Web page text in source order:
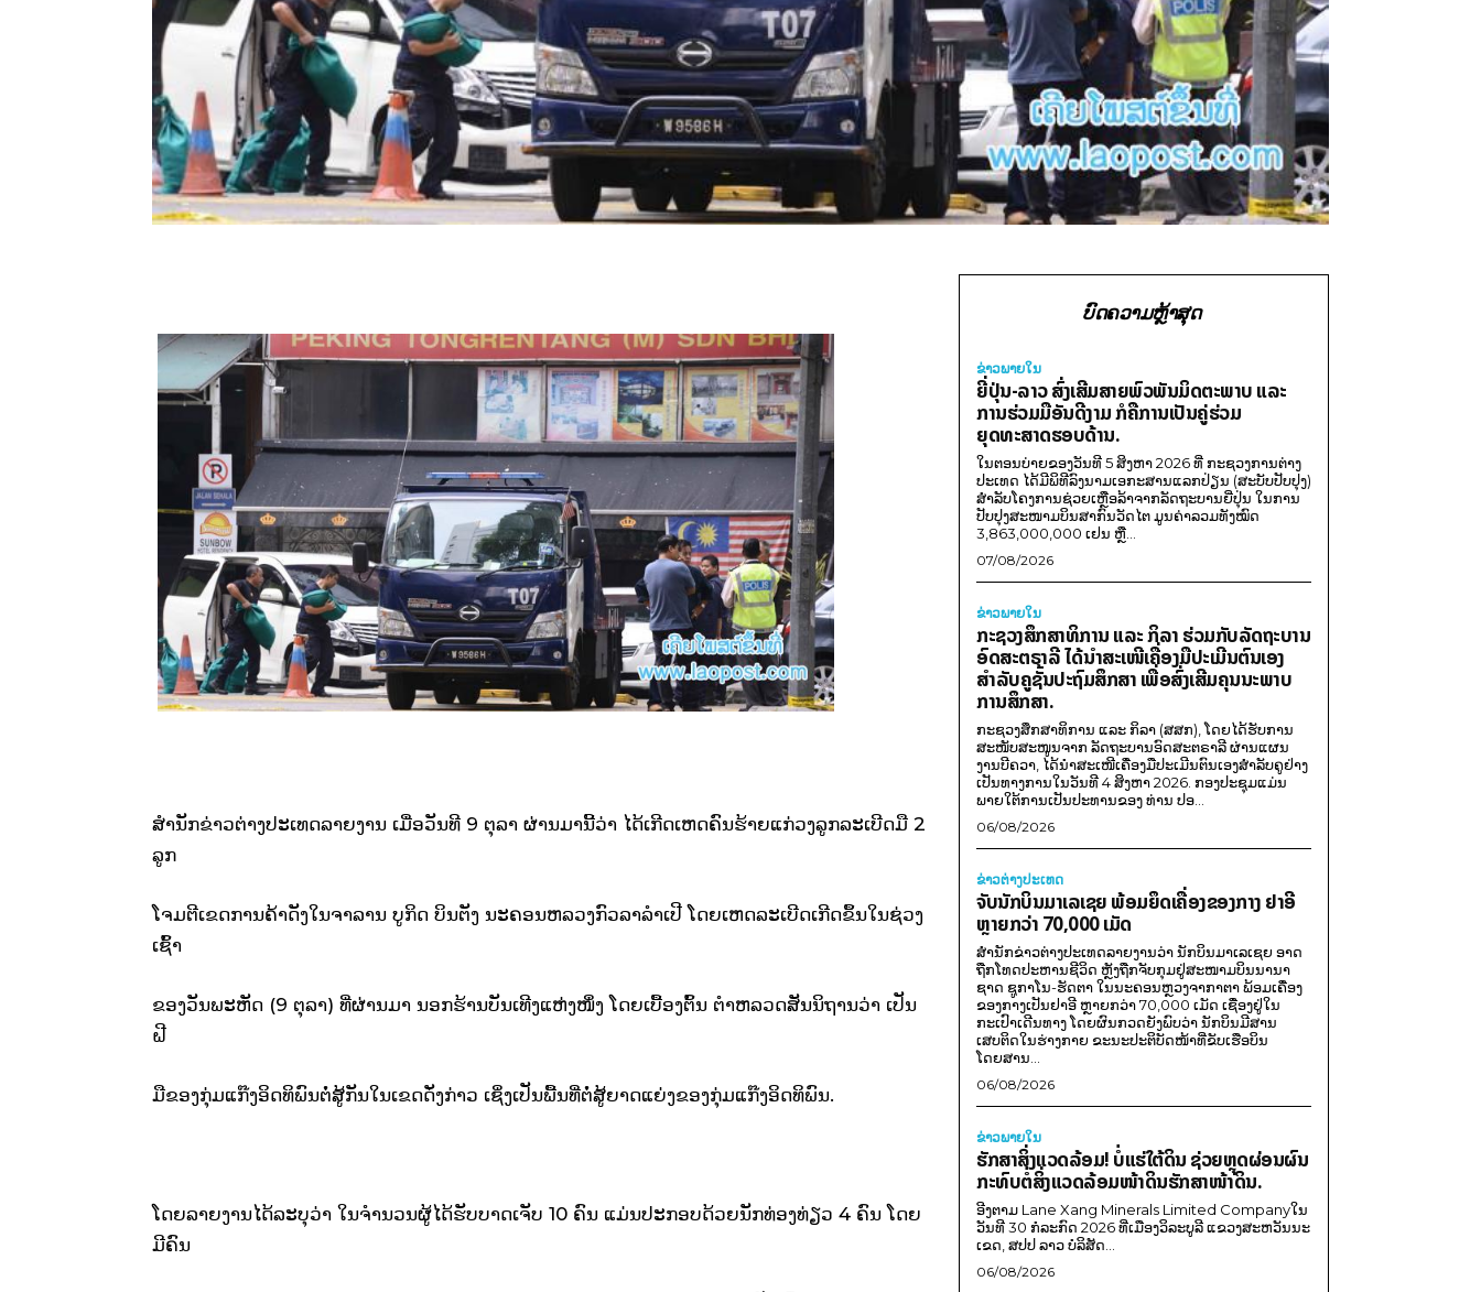
ສຳນັກຂ່າວຕ່າງປະເທດລາຍງານ ເມື່ອວັນທີ 9 ຕຸລາ ຜ່ານມານີ້ວ່າ ໄດ້ເກີດເຫດຄົນຮ້າຍແກ່ວງລູກລະເບີດມື 2
ລູກ
ໂຈມຕີເຂດການຄ້າດັງໃນຈາລານ ບູກິດ ບິນຕັງ ນະຄອນຫລວງກົວລາລຳເປີ ໂດຍເຫດລະເບີດເກີດຂຶ້ນໃນຊ່ວງ
ເຊົ້າ
ຂອງວັນພະຫັດ (9 ຕຸລາ) ທີ່ຜ່ານມາ ນອກຮ້ານບັນເທີງແຫ່ງໜຶ່ງ ໂດຍເບື້ອງຕົ້ນ ຕຳຫລວດສັນນິຖານວ່າ ເປັນ
ຝີ
ມືຂອງກຸ່ມແກ໊ງອິດທິພົນຕໍ່ສູ້ກັນໃນເຂດດັ່ງກ່າວ ເຊິ່ງເປັນພື້ນທີ່ຕໍ່ສູ້ຍາດແຍ່ງຂອງກຸ່ມແກ໊ງອິດທິພົນ.
ໂດຍລາຍງານໄດ້ລະບຸວ່າ ໃນຈຳນວນຜູ້ໄດ້ຮັບບາດເຈັບ 10 ຄົນ ແມ່ນປະກອບດ້ວຍນັກທ່ອງທ່ຽວ 4 ຄົນ ໂດຍ
ມີຄົນ
ບົດຄວາມຫຼ້າສຸດ
ຂ່າວພາຍ​ໃນ
ຍີ່ປຸ່ນ-ລາວ ສົ່ງເສີມສາຍພົວພັນມິດຕະພາບ ແລະ
ການຮ່ວມມືອັນດີງາມ ກໍຄືການເປັນຄູ່ຮ່ວມ
ຍຸດທະສາດຮອບດ້ານ.
ໃນຕອນບ່າຍຂອງວັນທີ 5 ສິງຫາ 2026 ທີ່ ກະຊວງການຕ່າງ
ປະເທດ ໄດ້ມີພິທີລົງນາມເອກະສານແລກປ່ຽນ (ສະບັບປັບປຸງ)
ສໍາລັບໂຄງການຊ່ວຍເຫຼືອລ້າຈາກລັດຖະບານຍີ່ປຸ່ນ ໃນການ
ປັບປຸງສະໜາມບິນສາກົນວັດໄຕ ມູນຄ່າລວມທັງໝົດ
3,863,000,000 ເຢນ ຫຼື...
07/08/2026
ຂ່າວພາຍ​ໃນ
ກະຊວງສຶກສາທິການ ແລະ ກິລາ ຮ່ວມກັບລັດຖະບານ
ອົດສະຕຣາລີ ໄດ້ນຳສະເໜີເຄື່ອງມືປະເມີນຕົນເອງ
ສຳລັບຄູຊັ້ນປະຖົມສຶກສາ ເພື່ອສົ່ງເສີມຄຸນນະພາບ
ການສຶກສາ.
ກະຊວງສຶກສາທິການ ແລະ ກິລາ (ສສກ), ໂດຍໄດ້ຮັບການ
ສະໜັບສະໜູນຈາກ ລັດຖະບານອົດສະຕຣາລີ ຜ່ານແຜນ
ງານບີຄວາ, ໄດ້ນຳສະເໜີເຄື່ອງມືປະເມີນຕົນເອງສຳລັບຄູຢ່າງ
ເປັນທາງການໃນວັນທີ 4 ສິງຫາ 2026. ກອງປະຊຸມແມ່ນ
ພາຍໃຕ້ການເປັນປະທານຂອງ ທ່ານ ປອ...
06/08/2026
ຂ່າວຕ່າງປະເທດ
ຈັບນັກບິນມາເລເຊຍ ພ້ອມຍຶດເຄື່ອງຂອງກາງ ຢາອີ
ຫຼາຍກວ່າ 70,000 ເມັດ
ສຳນັກຂ່າວຕ່າງປະເທດລາຍງານວ່າ ນັກບິນມາເລເຊຍ ອາດ
ຖືກໂທດປະຫານຊີວິດ ຫຼັງຖືກຈັບກຸມຢູ່ສະໜາມບິນນານາ
ຊາດ ຊູກາໂນ-ຮັດຕາ ໃນນະຄອນຫຼວງຈາກາຕາ ພ້ອມເຄື່ອງ
ຂອງກາງເປັນຢາອີ ຫຼາຍກວ່າ 70,000 ເມັດ ເຊື່ອງຢູ່ໃນ
ກະເປົາເດີນທາງ ໂດຍຜົນກວດຍັງພົບວ່າ ນັກບິນມີສານ
ເສບຕິດໃນຮ່າງກາຍ ຂະນະປະຕິບັດໜ້າທີ່ຂັບເຮືອບິນ
ໂດຍສານ...
06/08/2026
ຂ່າວພາຍ​ໃນ
ຮັກສາສິ່ງແວດລ້ອມ! ບໍ່ແຮ່ໃຕ້ດິນ ຊ່ວຍຫຼຸດຜ່ອນຜົນ
ກະທົບຕໍ່ສິ່ງແວດລ້ອມໜ້າດິນຮັກສາໜ້າດິນ.
ອີງຕາມ Lane Xang Minerals Limited Companyໃນ
ວັນທີ 30 ກໍລະກົດ 2026 ທີ່ເມືອງວິລະບູລີ ແຂວງສະຫວັນນະ
ເຂດ, ສປປ ລາວ ບໍລິສັດ...
06/08/2026